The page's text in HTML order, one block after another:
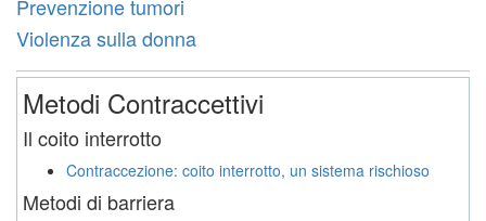
Prevenzione tumori
Violenza sulla donna
Metodi Contraccettivi
Il coito interrotto
Contraccezione: coito interrotto, un sistema rischioso
Metodi di barriera